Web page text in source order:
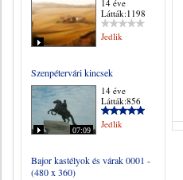
14 éve
Látták:1198
Jedlik
Szenpétervári kincsek
07:09
14 éve
Látták:856
Jedlik
Bajor kastélyok és várak 0001 -
(480 x 360)